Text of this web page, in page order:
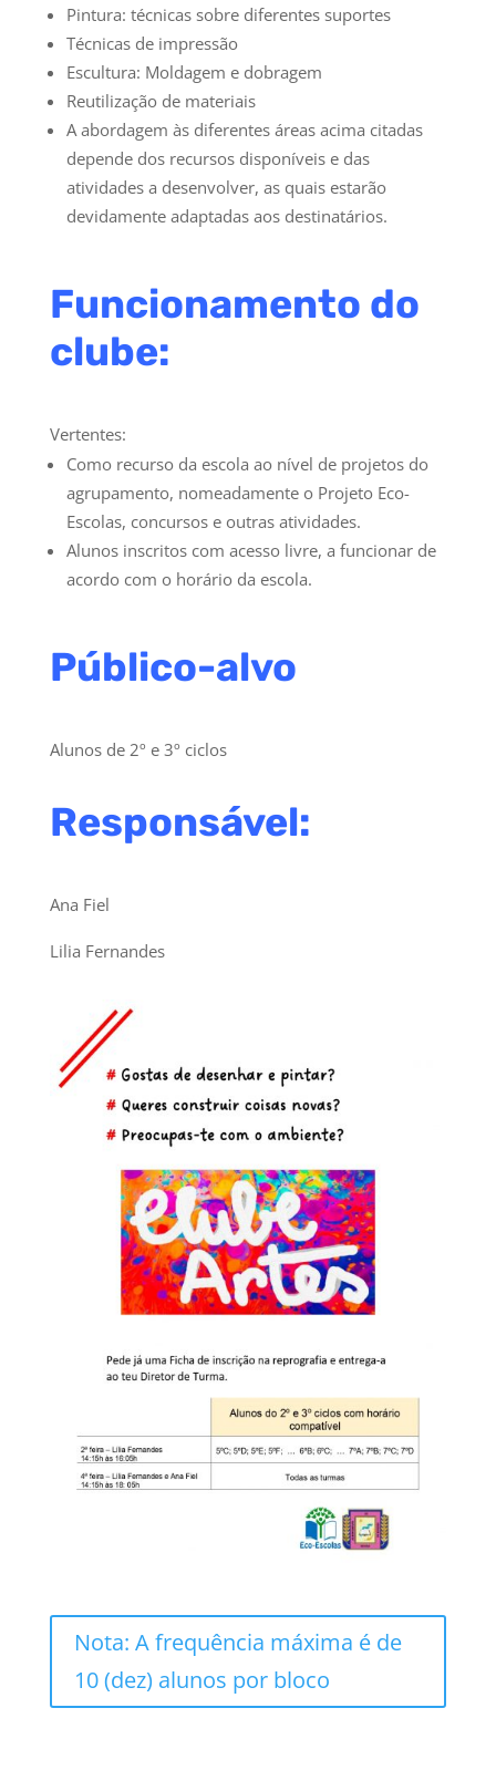
Pintura: técnicas sobre diferentes suportes
Técnicas de impressão
Escultura: Moldagem e dobragem
Reutilização de materiais
A abordagem às diferentes áreas acima citadas
depende dos recursos disponíveis e das
atividades a desenvolver, as quais estarão
devidamente adaptadas aos destinatários.
Funcionamento do
clube:
Vertentes:
Como recurso da escola ao nível de projetos do
agrupamento, nomeadamente o Projeto Eco-
Escolas, concursos e outras atividades.
Alunos inscritos com acesso livre, a funcionar de
acordo com o horário da escola.
Público-alvo
Alunos de 2º e 3º ciclos
Responsável:
Ana Fiel
Lilia Fernandes
Nota: A frequência máxima é de
10 (dez) alunos por bloco